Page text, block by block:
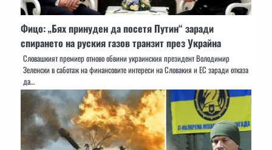
Фицо: „Бях принуден да посетя Путин“ заради
спирането на руския газов транзит през Украйна
Словашкият премиер отново обвини украинския президент Володимир
Зеленски в саботаж на финансовите интереси на Словакия и ЕС заради отказа
да…